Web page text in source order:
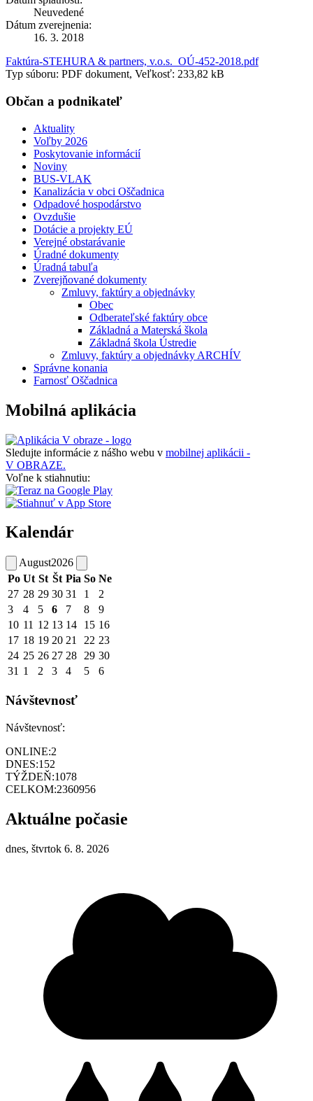
Neuvedené
Dátum zverejnenia:
16. 3. 2018
Faktúra-STEHURA & partners, v.o.s._OÚ-452-2018.pdf
Typ súboru: PDF dokument, Veľkosť: 233,82 kB
Občan a podnikateľ
Aktuality
Voľby 2026
Poskytovanie informácií
Noviny
BUS-VLAK
Kanalizácia v obci Oščadnica
Odpadové hospodárstvo
Ovzdušie
Dotácie a projekty EÚ
Verejné obstarávanie
Úradné dokumenty
Úradná tabuľa
Zverejňované dokumenty
Zmluvy, faktúry a objednávky
Obec
Odberateľské faktúry obce
Základná a Materská škola
Základná škola Ústredie
Zmluvy, faktúry a objednávky ARCHÍV
Správne konania
Farnosť Oščadnica
Mobilná aplikácia
Sledujte informácie z nášho webu v mobilnej aplikácii -
V OBRAZE.
Voľne k stiahnutiu:
Kalendár
August2026
Po Ut St Št Pia So Ne
27 28 29 30 31 1
2
3
4 5 6 7 8
9
10 11 12 13 14 15 16
17 18 19 20 21 22 23
24 25 26 27 28 29 30
31 1 2 3 4 5 6
Návštevnosť
Návštevnosť:
ONLINE:2
DNES:152
TÝŽDEŇ:1078
CELKOM:2360956
Aktuálne počasie
dnes, štvrtok 6. 8. 2026